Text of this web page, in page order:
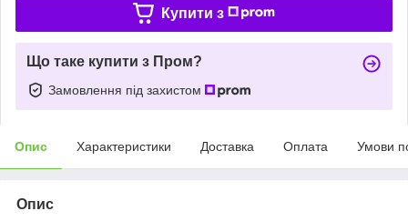
Купити з
Що таке купити з Пром?
Замовлення під захистом
Опис Характеристики Доставка Оплата Умови
Опис